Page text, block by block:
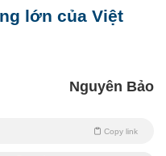
lớn của Việt
Nguyên Bảo
Copy link